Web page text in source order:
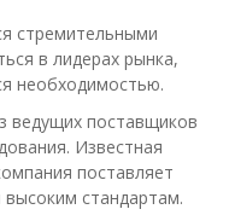
стремительными
в лидерах рынка,
необходимостью.
ведущих поставщиков
Известная
поставляет
стандартам.